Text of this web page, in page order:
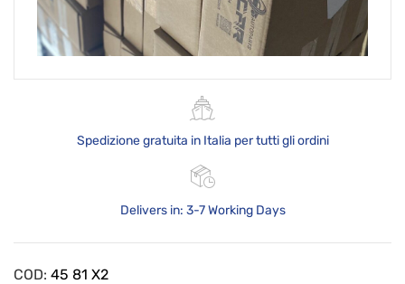
Spedizione gratuita in Italia per tutti gli ordini
Delivers in: 3-7 Working Days
COD: 45 81 X2